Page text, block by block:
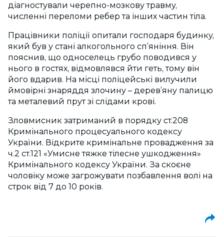
діагностували черепно-мозкову травму,
численні переломи ребер та інших частин тіла.
Працівники поліції опитали господаря будинку,
який був у стані алкогольного сп’яніння. Він
пояснив, що односелець грубо поводився у
нього в гостях, відмовлявся йти геть, тому він
його вдарив. На місці поліцейські вилучили
ймовірні знаряддя злочину – дерев’яну палицю
та металевий прут зі слідами крові.
Зловмисник затриманий в порядку ст.208
Кримінального процесуального кодексу
України. Відкрите кримінальне провадження за
ч.2 ст.121 «Умисне тяжке тілесне ушкодження»
Кримінального кодексу України. За скоєне
чоловіку може загрожувати позбавлення волі на
строк від 7 до 10 років.